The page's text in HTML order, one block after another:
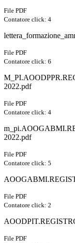
File PDF
Contatore click: 4
File PDF
Contatore click: 6
2022.pdf
File PDF
Contatore click: 4
2022.pdf
File PDF
Contatore click: 5
File PDF
Contatore click: 2
File PDF